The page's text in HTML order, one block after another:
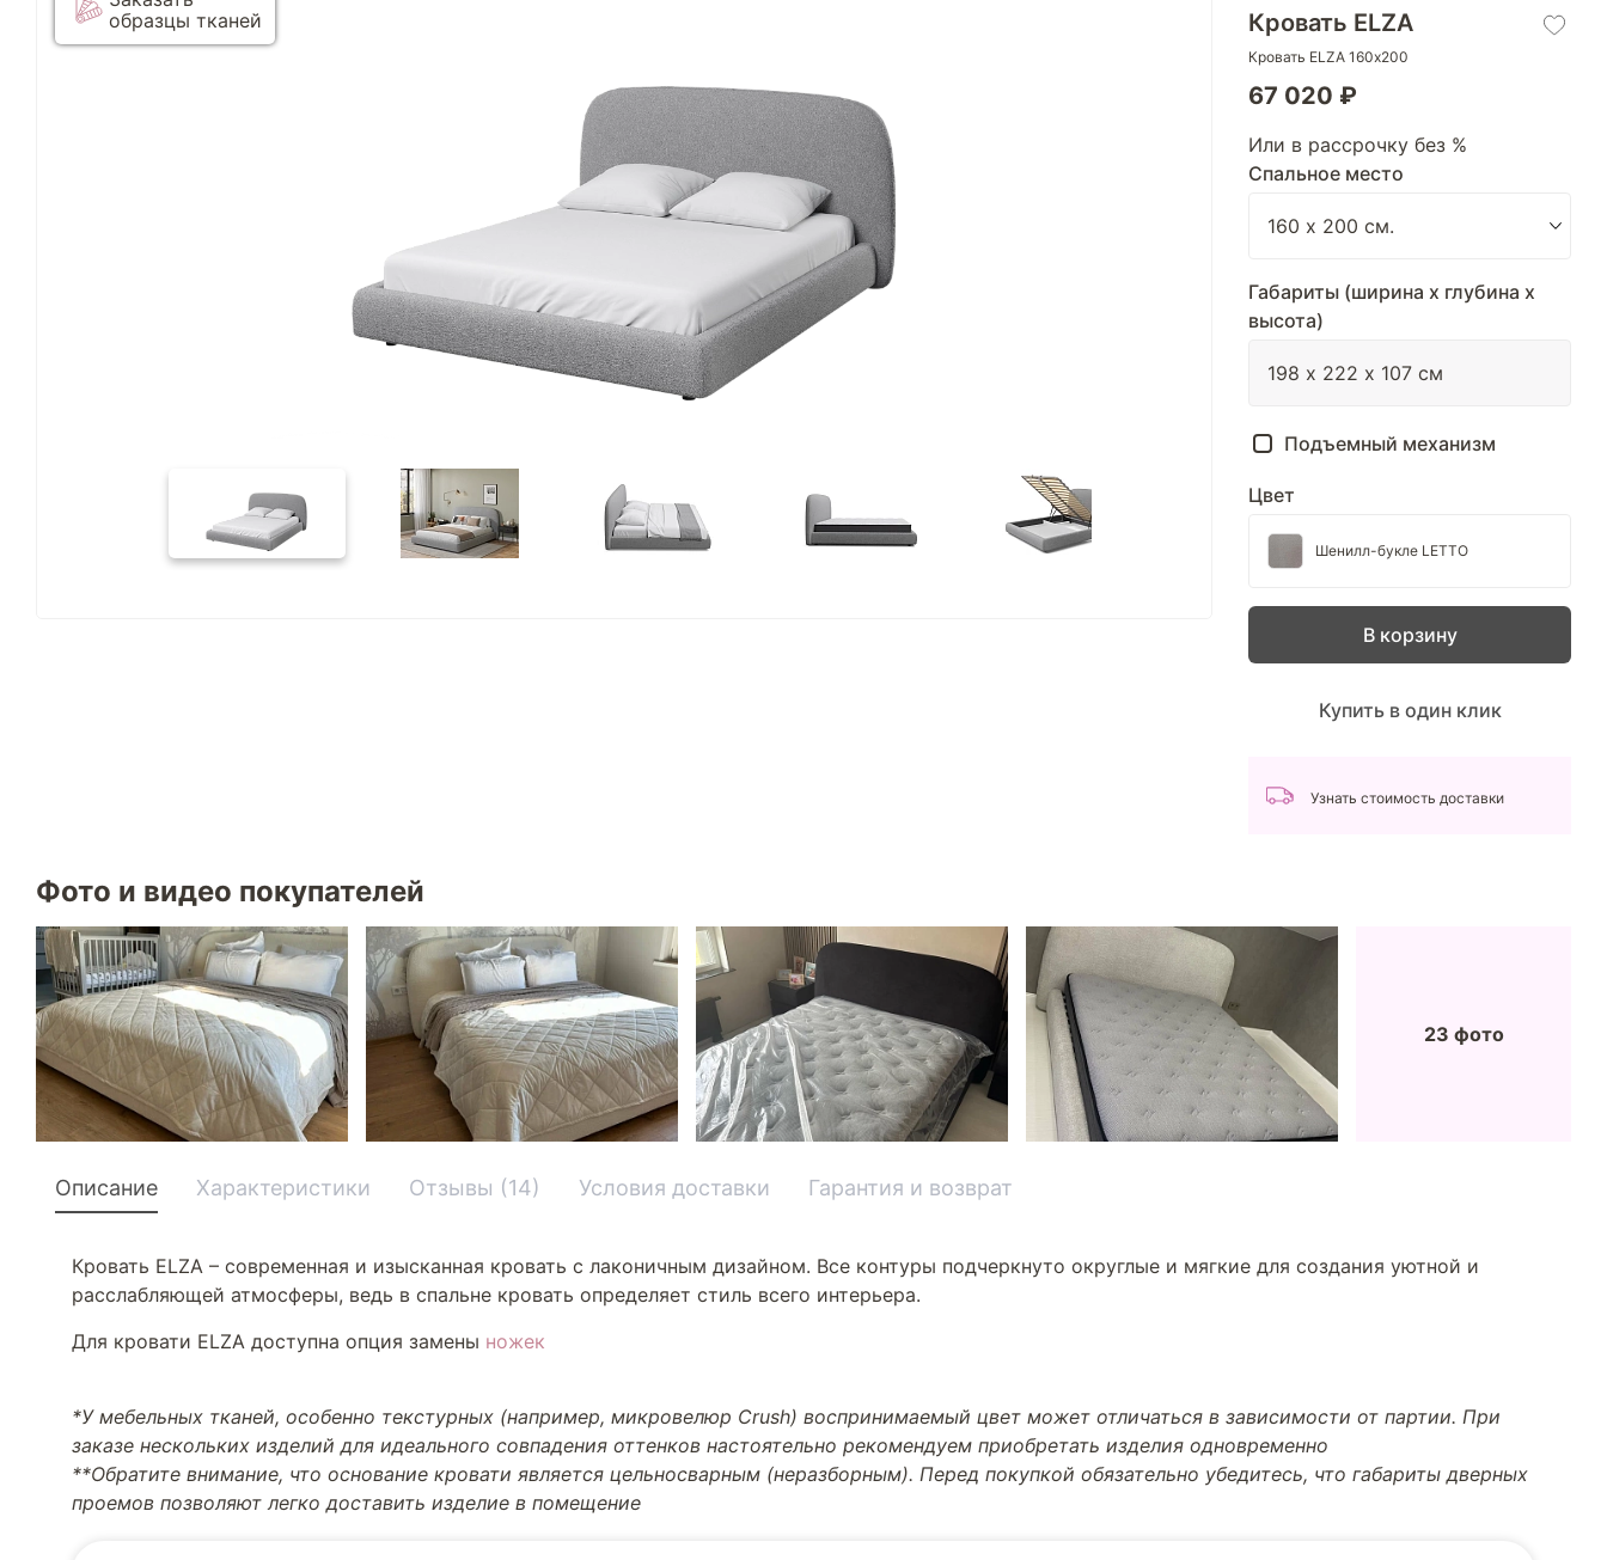
образцы тканей
Кровать ELZA
Кровать ELZA 160х200
67 020 ₽
Или в рассрочку без %
Спальное место
Габариты (ширина х глубина х
высота)
Подъемный механизм
Цвет
Шенилл-букле LETTO
В корзину
Купить в один клик
Узнать стоимость доставки
Фото и видео покупателей
23 фото
Описание Характеристики Отзывы (14) Условия доставки Гарантия и возврат
Кровать ELZA – современная и изысканная кровать с лаконичным дизайном. Все контуры подчеркнуто округлые и мягкие для создания уютной и
расслабляющей атмосферы, ведь в спальне кровать определяет стиль всего интерьера.
Для кровати ELZA доступна опция замены ножек
*У мебельных тканей, особенно текстурных (например, микровелюр Crush) воспринимаемый цвет может отличаться в зависимости от партии. При
заказе нескольких изделий для идеального совпадения оттенков настоятельно рекомендуем приобретать изделия одновременно
**Обратите внимание, что основание кровати является цельносварным (неразборным). Перед покупкой обязательно убедитесь, что габариты дверных
проемов позволяют легко доставить изделие в помещение